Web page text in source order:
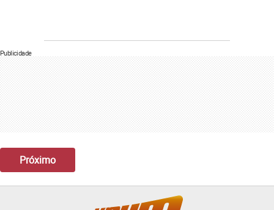
Publicidade
Próximo